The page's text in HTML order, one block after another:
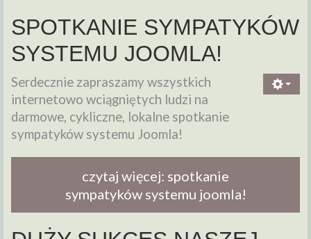
SPOTKANIE SYMPATYKÓW
SYSTEMU JOOMLA!
Serdecznie zapraszamy wszystkich
internetowo wciągniętych ludzi na
darmowe, cykliczne, lokalne spotkanie
sympatyków systemu Joomla!
czytaj więcej: spotkanie
sympatyków systemu joomla!